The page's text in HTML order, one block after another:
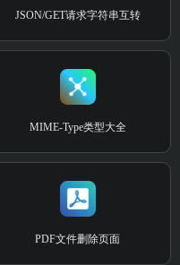
JSON/GET请求字符串互转
MIME-Type类型大全
PDF文件删除页面